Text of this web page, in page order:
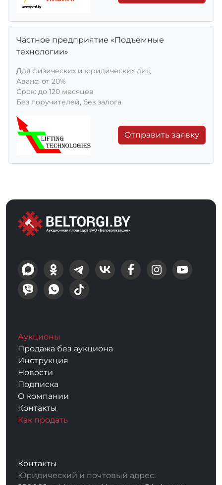
Частное предприятие «Подъемные
технологии»
Для физических и юридических лиц
Aванс: от 20%
Срок: до 120 месяцев
Без поручителей, без залога
Отправить заявку
Аукционы
Продажа без аукциона
Инструкция
Новости
Подписка
О компании
Контакты
Как продать
Контакты
Юридический и почтовый адрес: